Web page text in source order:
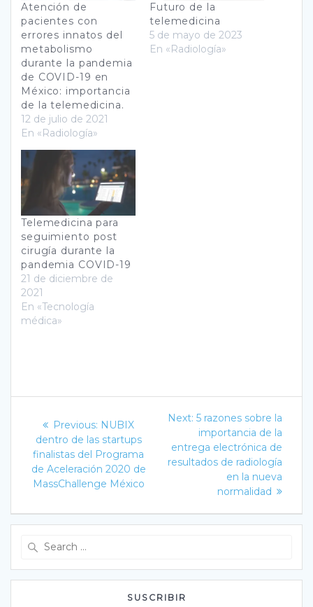
Atención de
pacientes con
errores innatos del
metabolismo
durante la pandemia
de COVID-19 en
México: importancia
de la telemedicina.
12 de julio de 2021
En «Radiología»
Futuro de la
telemedicina
5 de mayo de 2023
En «Radiología»
Telemedicina para
seguimiento post
cirugía durante la
pandemia COVID-19
21 de diciembre de
2021
En «Tecnología
médica»
de
entradas
Previous: Previous
post:
NUBIX
dentro de las startups
finalistas del Programa
de Aceleración 2020 de
MassChallenge México
Next: Next
post:
5 razones sobre la
importancia de la
entrega electrónica de
resultados de radiología
en la nueva
normalidad
SUSCRIBIR